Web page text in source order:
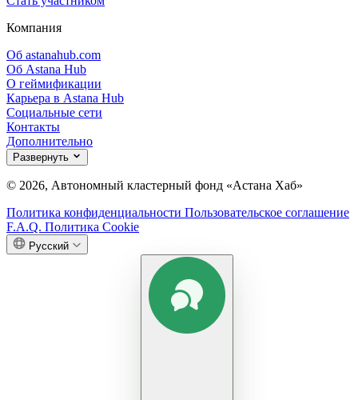
Компания
Об astanahub.com
Об Astana Hub
О геймификации
Карьера в Astana Hub
Социальные сети
Контакты
Дополнительно
Развернуть
© 2026, Автономный кластерный фонд «Астана Хаб»
Политика конфиденциальности Пользовательское соглашение
F.A.Q. Политика Cookie
Русский